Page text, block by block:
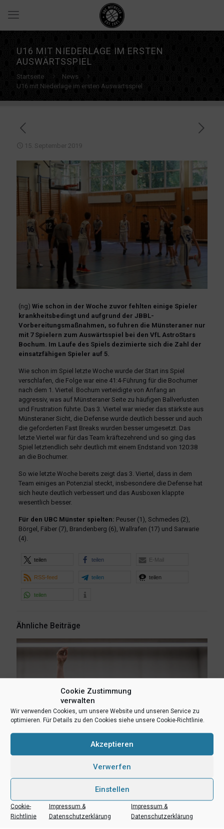
Cookie Zustimmung
verwalten
Wir verwenden Cookies, um unsere Website und unseren Service zu
optimieren. Für Details zu den Cookies siehe unsere Cookie-Richtlinie.
Akzeptieren
Verwerfen
Einstellen
Cookie-
Richtlinie
Impressum &
Datenschutzerklärung
Impressum &
Datenschutzerklärung
U16 MIT NIEDERLAGE IM ERSTEN
AUSWÄRTSSPIEL
Startseite
News
U16 mit Niederlage im ersten Auswärtsspiel
15. September 2019
(ng) Wie schon in der Woche zuvor fehlten einige Spieler
krankheitsbedingt und aufgrund der JBBL-
Vorbereitungsmaßnahmen, so fuhren die Münsteraner nur
mit 7 Spielern zum Auswärtsspiel bei den VfL AstroStars
Bochum. Im Laufe des Spiels dezimierte sich die Zahl der
einsatzfähigen Spieler auf 5.
Wie schon im Spiel letzte Woche wurde der Start ins Spiel
verschlafen, die Folge war eine 41:4-Führung für die Bochumer
nach dem 1. Viertel. Bochum verteidigte von Anfang an
aggressiv, was auf Münsteraner Seite zu häufigen Ballverlusten
und Frustration führte. Das 3. Viertel war wieder das stärkste aus
Münsteraner Sicht, die Defense wurde deutlich besser und auch
die geforderten Fast Breaks wurden besser umgesetzt. Das
letzte Viertel war für das Team kräftezehrend und so ging das
Spiel letztendlich sehr deutlich mit einem Endstand von 120:38
an die Bochumer.
So wie letzte Woche bereits zeigt das 3. Viertel, dass in dem
Team einiges an Potenzial steckt, insbesondere die Defense hat
sich heute deutlich verbessert und das Ausboxen klappte
wesentlich besser.
Für den UBC Münster spielten: Peuser (1), Schmedes (2),
Börgel, Fäber (7), Brandenberg (6), Wallrafen (17) und Sarwarie
(4).
teilen teilen E-Mail
RSS-feed teilen teilen
teilen
Ähnliche Beiträge
Erik Niggemann setzt Karriere in Ibbenbüren fort